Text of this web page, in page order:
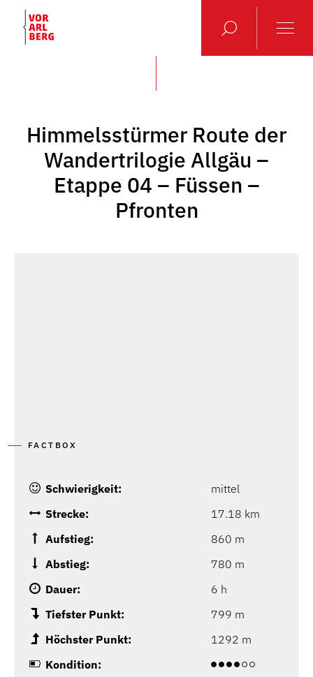
Himmelsstürmer Route der
Wandertrilogie Allgäu –
Etappe 04 – Füssen –
Pfronten
FACTBOX
Schwierigkeit:
mittel
Strecke:
17.18 km
Aufstieg:
860 m
Abstieg:
780 m
Dauer:
6 h
Tiefster Punkt:
799 m
Höchster Punkt:
1292 m
Kondition: